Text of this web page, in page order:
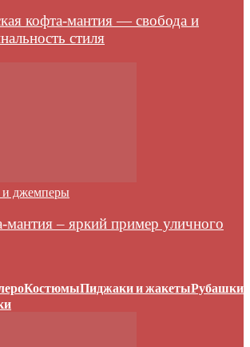
кофта-мантия — свобода и
стиля
джемперы
мантия – яркий пример уличного
КостюмыПиджаки и жакетыРубашки